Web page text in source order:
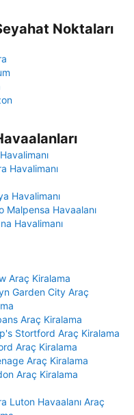
Noktaları
Havalimanı
Havalimanı
Malpensa Havaalanı
Havalimanı
Araç Kiralama
Garden City Araç
Araç Kiralama
Stortford Araç Kiralama
Araç Kiralama
Araç Kiralama
Araç Kiralama
Luton Havaalanı Araç